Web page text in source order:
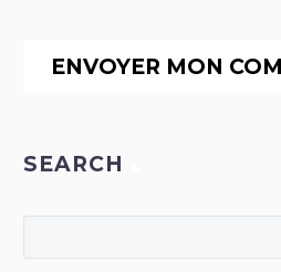
ENVOYER MON
SEARCH